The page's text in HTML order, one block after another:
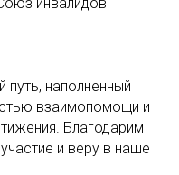
путь, наполненный
взаимопомощи и
Благодарим
и веру в наше